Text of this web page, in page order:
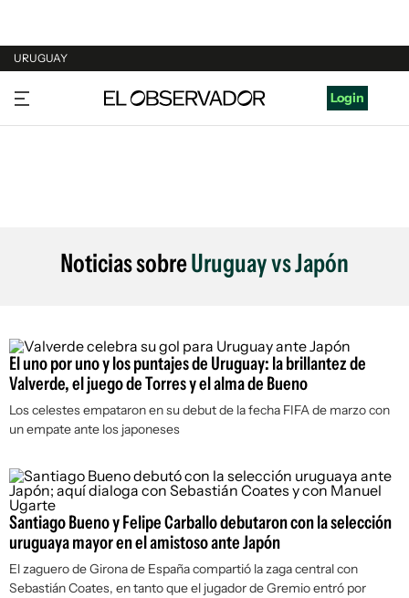
URUGUAY
URUGUAY
ARGENTINA
Login
Noticias sobreUruguay vs Japón
El uno por uno y los puntajes de Uruguay: la brillantez de
Valverde, el juego de Torres y el alma de Bueno
Los celestes empataron en su debut de la fecha FIFA de marzo con
un empate ante los japoneses
Santiago Bueno y Felipe Carballo debutaron con la selección
uruguaya mayor en el amistoso ante Japón
El zaguero de Girona de España compartió la zaga central con
Sebastián Coates, en tanto que el jugador de Gremio entró por